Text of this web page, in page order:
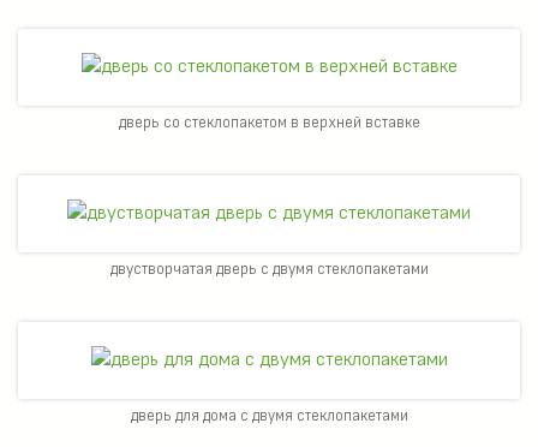
дверь со стеклопакетом в верхней вставке
двустворчатая дверь с двумя стеклопакетами
дверь для дома с двумя стеклопакетами